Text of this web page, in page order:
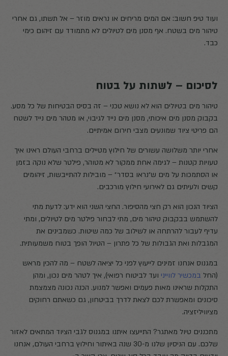
ועוד טיפ חשוב: אם המים מריחים או נראים מוזר – אל תשתו, גם אחרי
טיהור מים בשטח. אף מסנן מים לטיולים לא מתמודד עם זיהום כימי
כבד.
לסיכום – לשתות על בטוח
טיהור מים בטיולים הוא לא נושא טכני – זה בסיס הבטיחות של כל מסע.
בקבוק מסנן מים איכותי, מסנן מים נייד לגיבוי, או מטהר מים נייד לשטח
הם פריטי ציוד שמונעים מצבי חירום אמיתיים.
אחרי יותר משלושה עשורים של חילוץ מטיילים ברחבי העולם ראינו איך
טעויות קטנות – לגימה אחת ממקור לא מטוהר, פילטר שלא נוקה בזמן
או הסתמכות על מים ש״נראו בסדר״ – מובילות להתייבשות, זיהומים
קשים ולעיתים גם לאירועי חילוץ מורכבים.
הציוד הנכון הוא רק חצי מהסיפור. החצי השני הוא ידע: לדעת מתי
להשתמש בבקבוק טיהור מים, מתי לבחור פילטר מים לטיולים, ומתי
עדיף לעבור להרתחה או לשילוב של כמה שיטות. כשמבינים את
המגבלות ואת הגבולות של כל פתרון – הטיול הופך בטוח משמעותית.
במגנוס אנחנו זמינים לייעוץ לפני כל יציאה לשטח – מה להכין מראש
(החל במכשיר לווייני ועד לביטוח רפואי), איך לטהר מים נכון, ומהן
התקלות שראינו מאות פעמים ואפשר למנוע. הכנה נכונה מצמצמת
סיכונים ומאפשרת לכם לצאת לדרך בביטחון, גם כשאתם רחוקים
מציוויליזציה.
מתכננים טיול מאתגר? התייעצו איתנו במגנוס לגבי הציוד המתאים לאזור
שלכם. עם הניסיון שלנו מ-30 שנה באיתור וחילוץ ברחבי העולם, אנחנו